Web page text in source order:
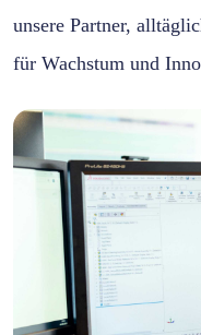
unsere Partner,
für Wachstum und